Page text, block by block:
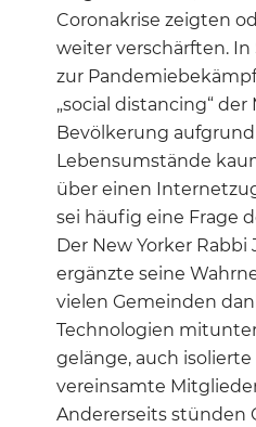
Coronakrise zeigten
weiter verschärften. In
zur
„social distancing“
Bevölkerung
Lebensumstände
über einen
sei häufig eine Frage
Der New Yorker Rabbi
ergänzte seine
vielen Gemeinden
Technologien
gelänge, auch
vereinsamte
Andererseits stünden